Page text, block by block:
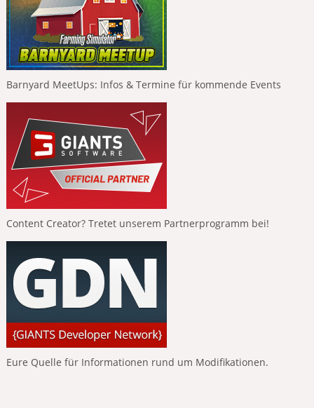
Barnyard MeetUps: Infos & Termine für kommende Events
Content Creator? Tretet unserem Partnerprogramm bei!
Eure Quelle für Informationen rund um Modifikationen.